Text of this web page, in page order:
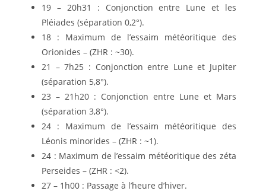
19 – 20h31 : Conjonction entre Lune et les
Pléiades (séparation 0,2°).
18 : Maximum de l’essaim météoritique des
Orionides – (ZHR : ~30).
21 – 7h25 : Conjonction entre Lune et Jupiter
(séparation 5,8°).
23 – 21h20 : Conjonction entre Lune et Mars
(séparation 3,8°).
24 : Maximum de l’essaim météoritique des
Léonis minorides – (ZHR : ~1).
24 : Maximum de l’essaim météoritique des zéta
Perseides – (ZHR : <2).
27 – 1h00 : Passage à l’heure d’hiver.